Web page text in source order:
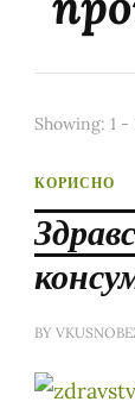
Showing: 1 -
КОРИСНО
BY